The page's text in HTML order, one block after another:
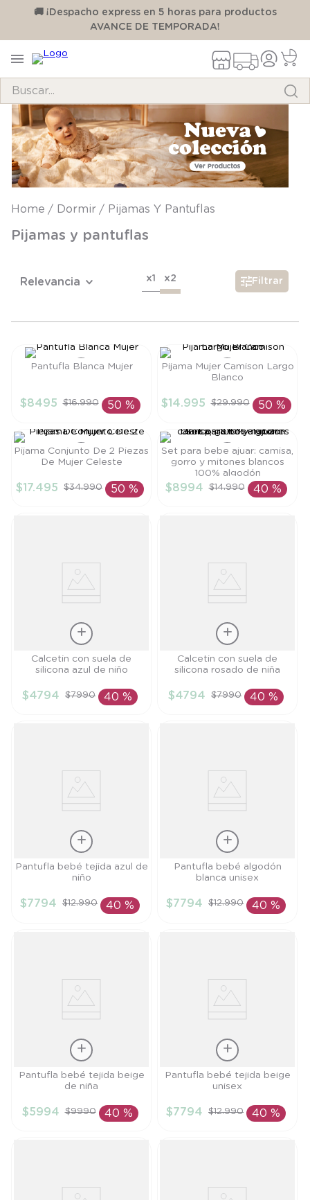
🚚 ¡Despacho express en 5 horas para productos
AVANCE DE TEMPORADA!
Dormir Pijamas Y Pantuflas
Pijamas y pantuflas
Relevancia x1 x2 Filtrar
AÑADIR AL
CARRITO
Pantufla Blanca Mujer
$8495 $16.990 50 %
AÑADIR AL
CARRITO
Pijama Mujer Camison Largo
Blanco
$14.995 $29.990 50 %
Pijama Conjunto De 2 Piezas
De Mujer Celeste
$17.495 $34.990 50 %
Set para bebe ajuar: camisa,
gorro y mitones blancos
100% algodón
$8994 $14.990 40 %
Talla
AÑADIR AL
Calcetin con suela de
silicona azul de niño
$4794 $7990 40 %
Talla
AÑADIR AL
Calcetin con suela de
silicona rosado de niña
$4794 $7990 40 %
Talla
AÑADIR AL
Pantufla bebé tejida azul de
niño
$7794 $12.990 40 %
Talla
AÑADIR AL
Pantufla bebé algodón
blanca unisex
$7794 $12.990 40 %
Talla
AÑADIR AL
Pantufla bebé tejida beige
de niña
$5994 $9990 40 %
Talla
AÑADIR AL
Pantufla bebé tejida beige
unisex
$7794 $12.990 40 %
TÉRMINOS MÁS BUSCADOS
1.
pijama
2.
calcetines
zapatillas
6
8.
saco dormir
9.
saco
10. poleron